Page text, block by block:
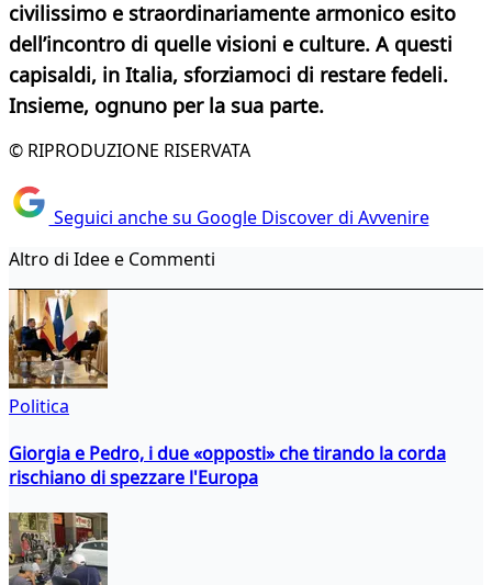
civilissimo e straordinariamente armonico esito
dell’incontro di quelle visioni e culture. A questi
capisaldi, in Italia, sforziamoci di restare fedeli.
Insieme, ognuno per la sua parte.
© RIPRODUZIONE RISERVATA
Seguici anche su Google Discover di Avvenire
Altro di Idee e Commenti
Politica
Giorgia e Pedro, i due «opposti» che tirando la corda
rischiano di spezzare l'Europa